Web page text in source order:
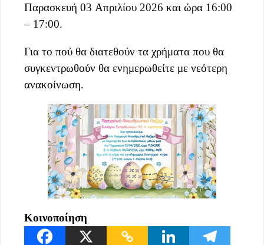
Παρασκευή 03 Απριλίου 2026 και ώρα 16:00
– 17:00.
​Για το πού θα διατεθούν τα χρήματα που θα
συγκεντρωθούν θα ενημερωθείτε με νεότερη
ανακοίνωση.
Κοινοποίηση